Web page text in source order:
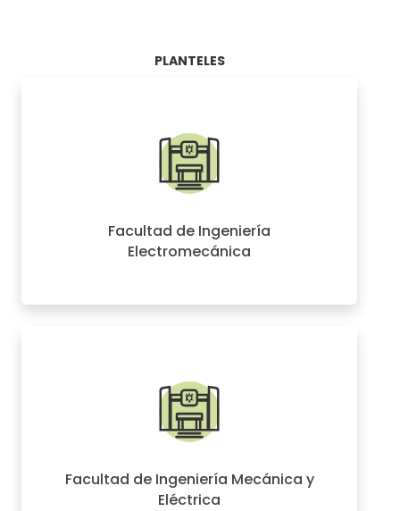
PLANTELES
Facultad de Ingeniería
Electromecánica
Facultad de Ingeniería Mecánica y
Eléctrica